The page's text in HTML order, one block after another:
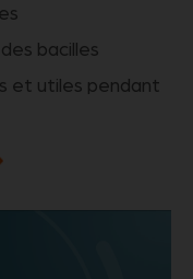
bacilles
et utiles pendant